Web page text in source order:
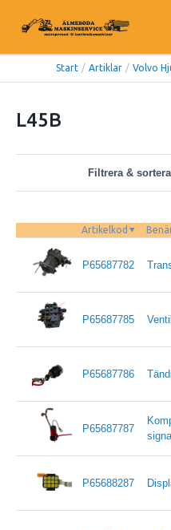
Start / Artiklar / Volvo
L45B
Filtrera & sortera
Artikelkod
P65687782
P65687785
P65687786
P65687787
P65688287